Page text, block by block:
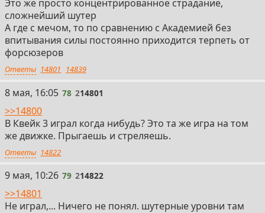
Это же просто концентрированное страдание,
сложнейший шутер
А где с мечом, то по сравнению с Академией без
впитывания силы постоянно приходится терпеть от
форсюзеров
Ответы 14801 14839
78
8 мая, 16:05 78 214801
>>14800
В Квейк 3 играл когда нибудь? Это та же игра на том
же движке. Прыгаешь и стреляешь.
Ответы 14822
79
9 мая, 10:26 79 214822
>>14801
Не играл,... Ничего не понял. шутерные уровни там